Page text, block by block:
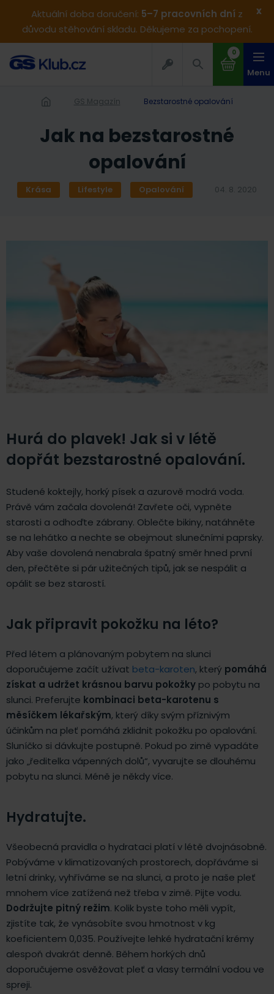
Aktuální doba doručení: 5–7 pracovních dní z
důvodu stěhování skladu. Děkujeme za pochopení.
x
0
Menu
GS Magazín Bezstarostné opalování
Jak na bezstarostné
opalování
Krása Lifestyle Opalování 04. 8. 2020
Hurá do plavek! Jak si v létě
dopřát bezstarostné opalování.
Studené koktejly, horký písek a azurově modrá voda.
Právě vám začala dovolená! Zavřete oči, vypněte
starosti a odhoďte zábrany. Oblečte bikiny, natáhněte
se na lehátko a nechte se obejmout slunečními paprsky.
Aby vaše dovolená nenabrala špatný směr hned první
den, přečtěte si pár užitečných tipů, jak se nespálit a
opálit se bez starostí.
Jak připravit pokožku na léto?
Před létem a plánovaným pobytem na slunci
doporučujeme začít užívat beta-karoten, který pomáhá
získat a udržet krásnou barvu pokožky po pobytu na
slunci. Preferujte kombinaci beta-karotenu s
měsíčkem lékařským, který díky svým příznivým
účinkům na pleť pomáhá zklidnit pokožku po opalování.
Sluníčko si dávkujte postupně. Pokud po zimě vypadáte
jako „ředitelka vápenných dolů“, vyvarujte se dlouhému
pobytu na slunci. Méně je někdy více.
Hydratujte.
Všeobecná pravidla o hydrataci platí v létě dvojnásobně.
Pobýváme v klimatizovaných prostorech, dopřáváme si
letní drinky, vyhříváme se na slunci, a proto je naše pleť
mnohem více zatížená než třeba v zimě. Pijte vodu.
Dodržujte pitný režim. Kolik byste toho měli vypít,
zjistíte tak, že vynásobíte svou hmotnost v kg
koeficientem 0,035. Používejte lehké hydratační krémy
alespoň dvakrát denně. Během horkých dnů
doporučujeme osvěžovat pleť a vlasy termální vodou ve
spreji.